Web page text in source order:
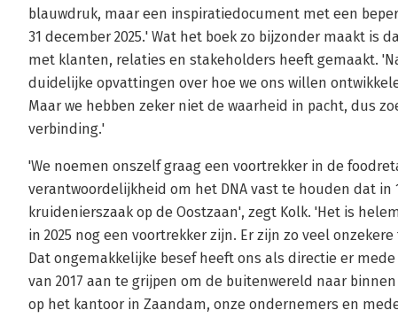
blauwdruk, maar een inspiratiedocument met een
31 december 2025.' Wat het boek zo bijzonder maakt is
met klanten, relaties en stakeholders heeft gemaakt.
duidelijke opvattingen over hoe we ons willen
Maar we hebben zeker niet de waarheid in pacht, dus
verbinding.'
'We noemen onszelf graag een voortrekker in de
verantwoordelijkheid om het DNA vast te houden dat in
kruidenierszaak op de Oostzaan', zegt Kolk. 'Het is
in 2025 nog een voortrekker zijn. Er zijn zo veel
Dat ongemakkelijke besef heeft ons als directie er
van 2017 aan te grijpen om de buitenwereld naar
op het kantoor in Zaandam, onze ondernemers en